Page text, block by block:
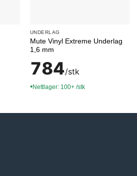
UNDERLAG
Mute Vinyl Extreme Underlag
1,6 mm
784/stk
●Nettlager: 100+ /stk